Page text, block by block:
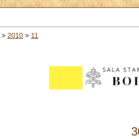
> 2010 > 11